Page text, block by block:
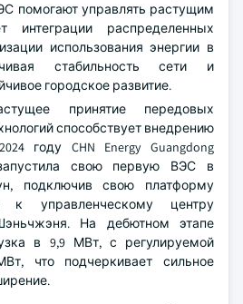
помогают управлять растущим
распределенных
использования энергии в
стабильность сети и
городское развитие.
принятие передовых
способствует внедрению
году CHN Energy Guangdong
свою первую ВЭС в
подключив свою платформу
к управленческому центру
На дебютном этапе
в 9,9 МВт, с регулируемой
что подчеркивает сильное